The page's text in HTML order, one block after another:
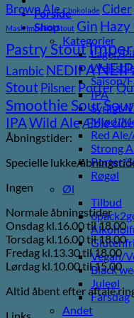
Forside
Shop
Kategorier
Lager/
Saison/
IPA
Syrligt/
Mjød/
Red
Strong
Porter/
Røgøl
Øl
Tilbud
Glutenfri
Vegan/
Black
Juleøl
Farsdag
Andet
Brown Ale Chokolade Cider
Mash Imperial Stout Gin Hazy
Pastry Stout
LambicNEDIPA
StoutPilsnerPorter
Smoothie SourSour
IPAWild AleÆble
Åbningstider:
Specielle lukke/
Ingen
Normale åbningstider
Onsdag kl.16.00 til 18.00
Torsdag kl.16.00 til 18.00
Fredag kl.13.30 til 18.00
Lørdag kl.10.00 til 15.00
Altid åbent efter aftale